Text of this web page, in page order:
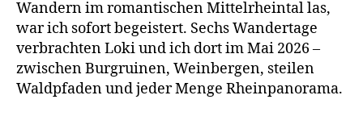
Wandern im romantischen Mittelrheintal las,
war ich sofort begeistert. Sechs Wandertage
verbrachten Loki und ich dort im Mai 2026 –
zwischen Burgruinen, Weinbergen, steilen
Waldpfaden und jeder Menge Rheinpanorama.